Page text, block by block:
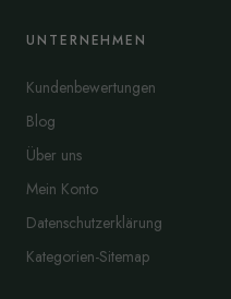
UNTERNEHMEN
Kundenbewertungen
Blog
Über uns
Mein Konto
Datenschutzerklärung
Kategorien-Sitemap